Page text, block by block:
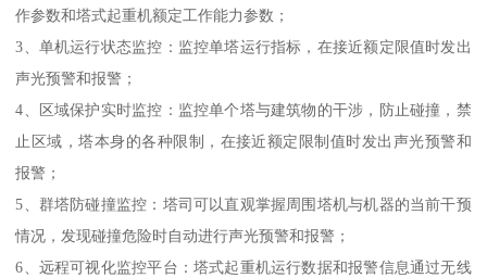
作参数和塔式起重机额定工作能力参数；
3、单机运行状态监控：监控单塔运行指标，在接近额定限值时发出
声光预警和报警；
4、区域保护实时监控：监控单个塔与建筑物的干涉，防止碰撞，禁
止区域，塔本身的各种限制，在接近额定限制值时发出声光预警和
报警；
5、群塔防碰撞监控：塔司可以直观掌握周围塔机与机器的当前干预
情况，发现碰撞危险时自动进行声光预警和报警；
6、远程可视化监控平台：塔式起重机运行数据和报警信息通过无线